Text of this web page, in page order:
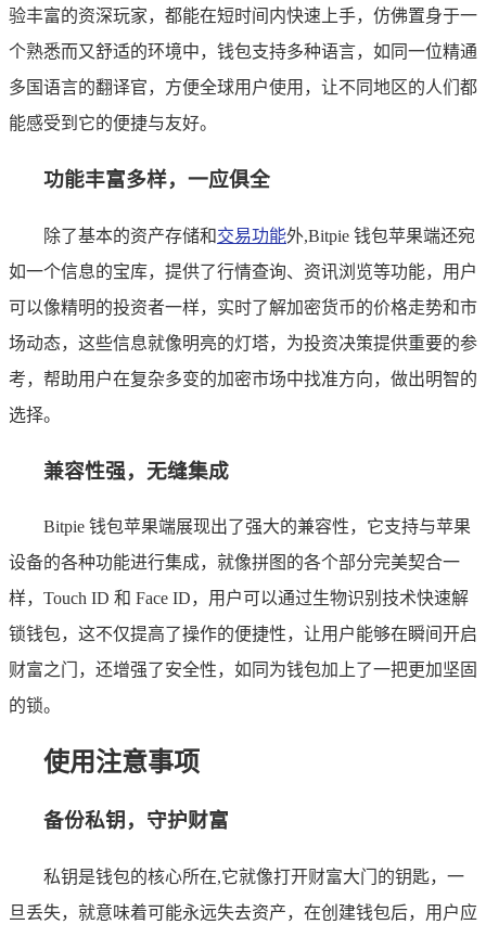
验丰富的资深玩家，都能在短时间内快速上手，仿佛置身于一
个熟悉而又舒适的环境中，钱包支持多种语言，如同一位精通
多国语言的翻译官，方便全球用户使用，让不同地区的人们都
能感受到它的便捷与友好。
功能丰富多样，一应俱全
除了基本的资产存储和交易功能外,Bitpie 钱包苹果端还宛
如一个信息的宝库，提供了行情查询、资讯浏览等功能，用户
可以像精明的投资者一样，实时了解加密货币的价格走势和市
场动态，这些信息就像明亮的灯塔，为投资决策提供重要的参
考，帮助用户在复杂多变的加密市场中找准方向，做出明智的
选择。
兼容性强，无缝集成
Bitpie 钱包苹果端展现出了强大的兼容性，它支持与苹果
设备的各种功能进行集成，就像拼图的各个部分完美契合一
样，Touch ID 和 Face ID，用户可以通过生物识别技术快速解
锁钱包，这不仅提高了操作的便捷性，让用户能够在瞬间开启
财富之门，还增强了安全性，如同为钱包加上了一把更加坚固
的锁。
使用注意事项
备份私钥，守护财富
私钥是钱包的核心所在,它就像打开财富大门的钥匙，一
旦丢失，就意味着可能永远失去资产，在创建钱包后，用户应